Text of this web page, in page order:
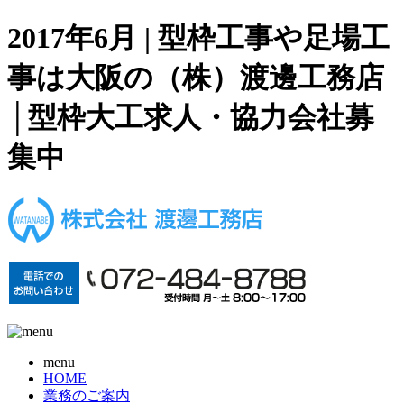
2017年6月 | 型枠工事や足場工
事は大阪の（株）渡邊工務店
│型枠大工求人・協力会社募
集中
menu
HOME
業務のご案内